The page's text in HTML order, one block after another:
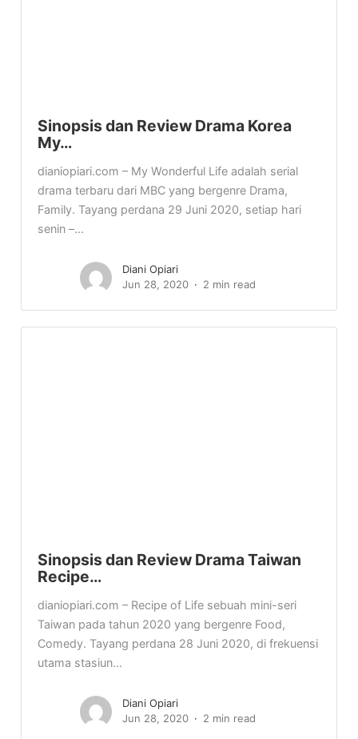
Sinopsis dan Review Drama Korea
My…
dianiopiari.com – My Wonderful Life adalah serial
drama terbaru dari MBC yang bergenre Drama,
Family. Tayang perdana 29 Juni 2020, setiap hari
senin –...
Diani Opiari
Jun 28, 2020
2 min read
Sinopsis dan Review Drama Taiwan
Recipe…
dianiopiari.com – Recipe of Life sebuah mini-seri
Taiwan pada tahun 2020 yang bergenre Food,
Comedy. Tayang perdana 28 Juni 2020, di frekuensi
utama stasiun...
Diani Opiari
Jun 28, 2020
2 min read